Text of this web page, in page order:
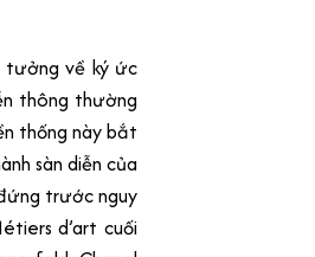
tưởng về ký ức
thông thường
thống này bắt
sàn diễn của
trước nguy
d’art cuối